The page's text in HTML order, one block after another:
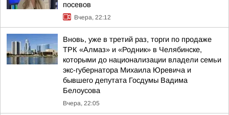
посевов
Вчера, 22:12
Вновь, уже в третий раз, торги по продаже
ТРК «Алмаз» и «Родник» в Челябинске,
которыми до национализации владели семьи
экс-губернатора Михаила Юревича и
бывшего депутата Госдумы Вадима
Белоусова
Вчера, 22:05